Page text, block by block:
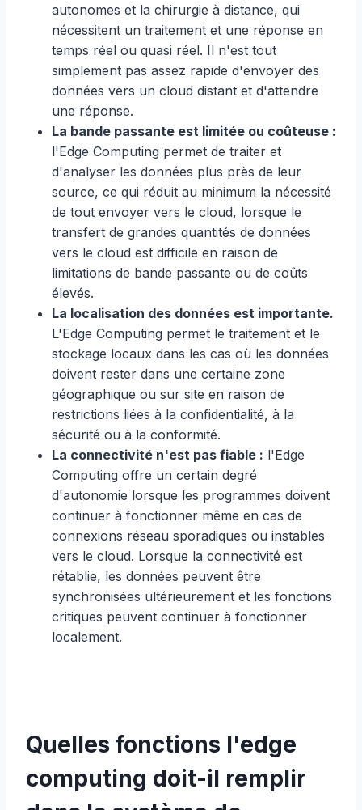
autonomes et la chirurgie à distance, qui
nécessitent un traitement et une réponse en
temps réel ou quasi réel. Il n'est tout
simplement pas assez rapide d'envoyer des
données vers un cloud distant et d'attendre
une réponse.
La bande passante est limitée ou coûteuse :
l'Edge Computing permet de traiter et
d'analyser les données plus près de leur
source, ce qui réduit au minimum la nécessité
de tout envoyer vers le cloud, lorsque le
transfert de grandes quantités de données
vers le cloud est difficile en raison de
limitations de bande passante ou de coûts
élevés.
La localisation des données est importante.
L'Edge Computing permet le traitement et le
stockage locaux dans les cas où les données
doivent rester dans une certaine zone
géographique ou sur site en raison de
restrictions liées à la confidentialité, à la
sécurité ou à la conformité.
La connectivité n'est pas fiable : l'Edge
Computing offre un certain degré
d'autonomie lorsque les programmes doivent
continuer à fonctionner même en cas de
connexions réseau sporadiques ou instables
vers le cloud. Lorsque la connectivité est
rétablie, les données peuvent être
synchronisées ultérieurement et les fonctions
critiques peuvent continuer à fonctionner
localement.
Quelles fonctions l'edge
computing doit-il remplir